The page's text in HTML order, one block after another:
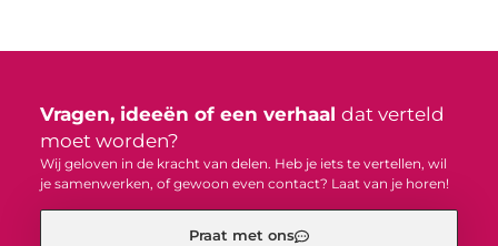
Vragen, ideeën of een verhaal dat verteld
moet worden?
Wij geloven in de kracht van delen. Heb je iets te vertellen, wil
je samenwerken, of gewoon even contact? Laat van je horen!
Praat met ons